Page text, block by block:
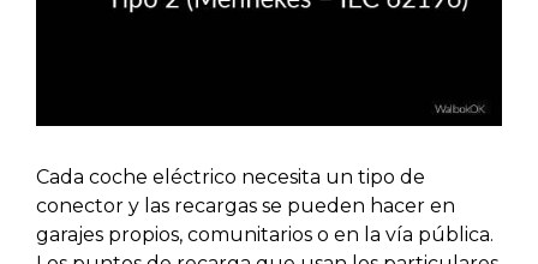
Cada coche eléctrico necesita un tipo de
conector y las recargas se pueden hacer en
garajes propios, comunitarios o en la vía pública.